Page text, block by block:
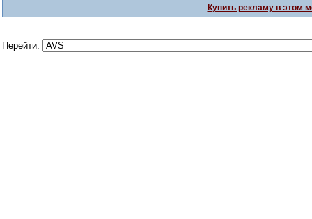
Купить рекламу в этом
Перейти: